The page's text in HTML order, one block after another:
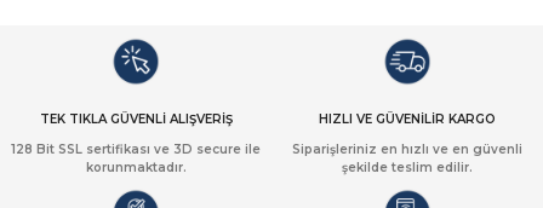
TEK TIKLA GÜVENLİ ALIŞVERİŞ
128 Bit SSL sertifikası ve 3D secure ile
korunmaktadır.
HIZLI VE GÜVENİLİR KARGO
Siparişleriniz en hızlı ve en güvenli
şekilde teslim edilir.